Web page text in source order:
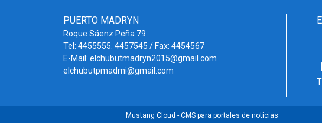
PUERTO MADRYN
Roque Sáenz Peña 79
Tel: 4455555. 4457545 / Fax: 4454567
E-Mail: elchubutmadryn2015@gmail.com
elchubutpmadmi@gmail.com
Mustang Cloud - CMS para portales de noticias